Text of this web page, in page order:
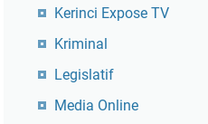
Kerinci Expose TV
Kriminal
Legislatif
Media Online